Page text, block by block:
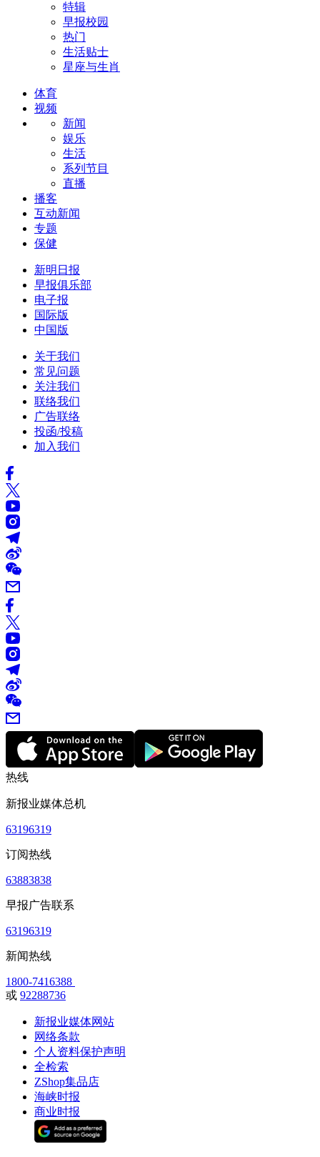
特辑
早报校园
热门
生活贴士
星座与生肖
体育
视频
新闻
娱乐
生活
系列节目
直播
播客
互动新闻
专题
保健
新明日报
早报俱乐部
电子报
国际版
中国版
关于我们
常见问题
关注我们
联络我们
广告联络
投函/投稿
加入我们
热线
新报业媒体总机
63196319
订阅热线
63883838
早报广告联系
63196319
新闻热线
1800-7416388
或 92288736
新报业媒体网站
网络条款
个人资料保护声明
全检索
ZShop集品店
海峡时报
商业时报